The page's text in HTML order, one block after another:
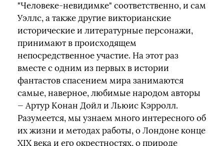
"Человеке-невидимке" соответственно, и сам
Уэллс, а также другие викторианские
исторические и литературные персонажи,
принимают в происходящем
непосредственное участие. На этот раз
вместе с одним из первых в истории
фантастов спасением мира занимаются
самые, наверное, любимые народом авторы
— Артур Конан Дойл и Льюис Кэрролл.
Разумеется, мы узнаем много интересного об
их жизни и методах работы, о Лондоне конце
XIX века и его окрестностях, о природе